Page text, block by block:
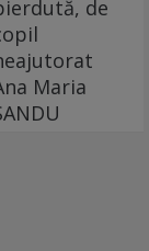
de
Maria